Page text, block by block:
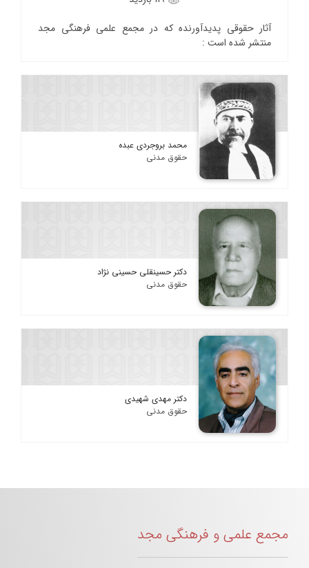
آثار حقوقی پدیدآورنده که در مجمع علمی فرهنگی مجد
منتشر شده است :
محمد بروجردی عبده
حقوق مدنی
دکتر حسینقلی حسینی نژاد
حقوق مدنی
دکتر مهدی شهیدی
حقوق مدنی
مجمع علمی و فرهنگی مجد